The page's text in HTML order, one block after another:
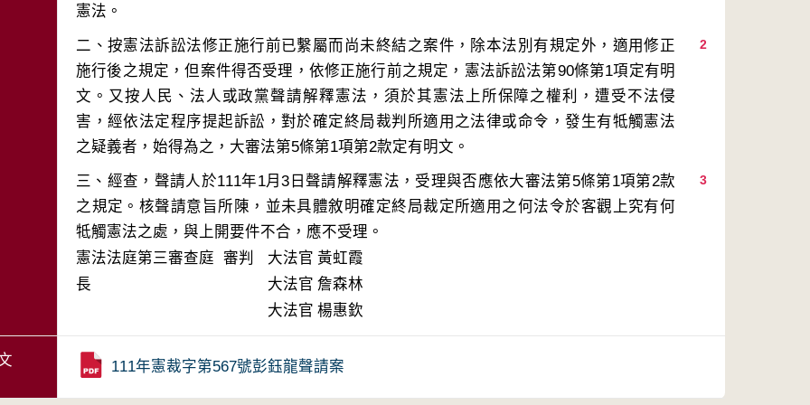
2
二、按憲法訴訟法修正施行前已繫屬而尚未終結之案件，除本法別有規定外，適用修正
施行後之規定，但案件得否受理，依修正施行前之規定，憲法訴訟法第90條第1項定有明
文。又按人民、法人或政黨聲請解釋憲法，須於其憲法上所保障之權利，遭受不法侵
害，經依法定程序提起訴訟，對於確定終局裁判所適用之法律或命令，發生有牴觸憲法
3
三、經查，聲請人於111年1月3日聲請解釋憲法，受理與否應依大審法第5條第1項第2款
之規定。核聲請意旨所陳，並未具體敘明確定終局裁定所適用之何法令於客觀上究有何
牴觸憲法之處，與上開要件不合，應不受理。
憲法法庭第三審查庭 審判
長
大法官 黃虹霞
大法官 詹森林
大法官 楊惠欽
111年憲裁字第567號彭鈺龍聲請案